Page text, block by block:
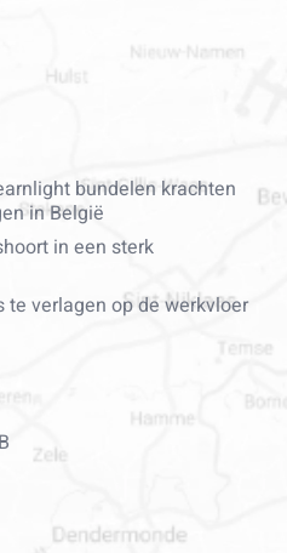
bundelen krachten
in België
in een sterk
verlagen op de werkvloer